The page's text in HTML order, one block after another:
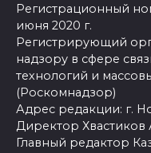
Регистрационный
июня 2020 г.
Регистрирующий
надзору в сфере
технологий и
(Роскомнадзор)
Адрес редакции: г.
Директор
Главный редактор